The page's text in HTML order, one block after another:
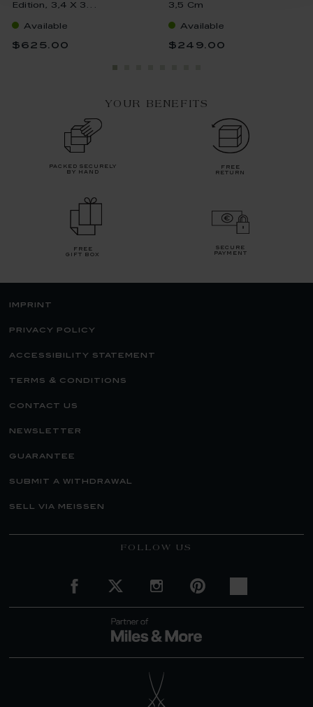
Edition, 3,4 X 3...
Available
$625.00
3,5 Cm
Available
$249.00
YOUR BENEFITS
packed securely
by hand
free
return
free
gift box
secure
payment
imprint
privacy policy
accessibility statement
terms & conditions
contact us
newsletter
guarantee
submit a withdrawal
sell via meissen
FOLLOW US